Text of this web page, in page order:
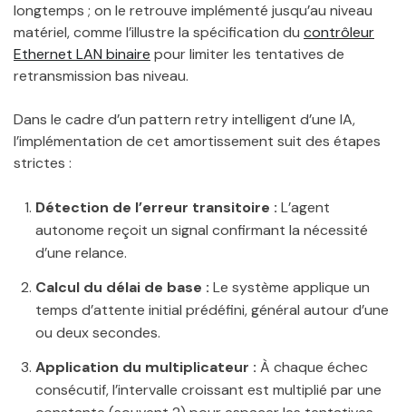
longtemps ; on le retrouve implémenté jusqu’au niveau
matériel, comme l’illustre la spécification du contrôleur
Ethernet LAN binaire pour limiter les tentatives de
retransmission bas niveau.
Dans le cadre d’un pattern retry intelligent d’une IA,
l’implémentation de cet amortissement suit des étapes
strictes :
Détection de l’erreur transitoire : L’agent
autonome reçoit un signal confirmant la nécessité
d’une relance.
Calcul du délai de base : Le système applique un
temps d’attente initial prédéfini, général autour d’une
ou deux secondes.
Application du multiplicateur : À chaque échec
consécutif, l’intervalle croissant est multiplié par une